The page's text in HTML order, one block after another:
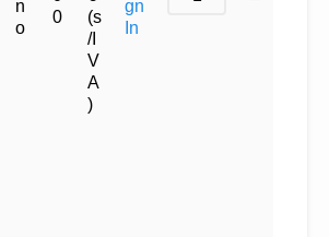
n
o
0
(s
/I
V
A
)
gn
In